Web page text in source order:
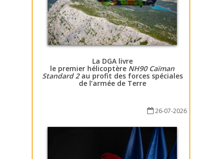
La DGA livre
le premier hélicoptère NH90 Caïman
Standard 2au profit des forces spéciales
de l’armée de Terre
26-07-2026